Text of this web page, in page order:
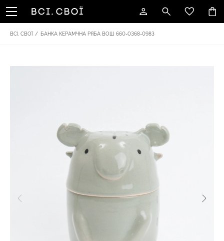
ВСІ. СВОЇ / БАНКА КЕРАМЧНА РЯБА ВОШ 660-0368-0983